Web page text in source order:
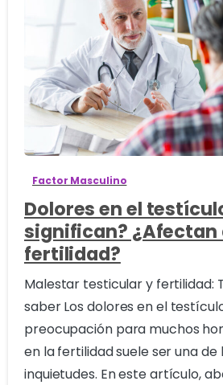
Factor Masculino
Dolores en el
significan? ¿Afectan
fertilidad?
Malestar testicular y fertilidad:
saber Los dolores en el
preocupación para muchos
en la fertilidad suele ser una de
inquietudes. En este artículo,